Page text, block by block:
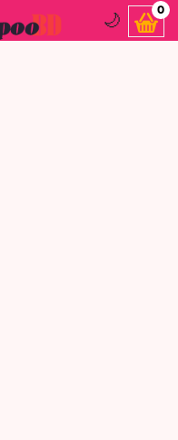
🌙
0